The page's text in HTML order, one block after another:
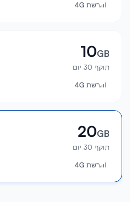
רשת 4G
10GB
תוקף 30 יום
רשת 4G
20GB
תוקף 30 יום
רשת 4G